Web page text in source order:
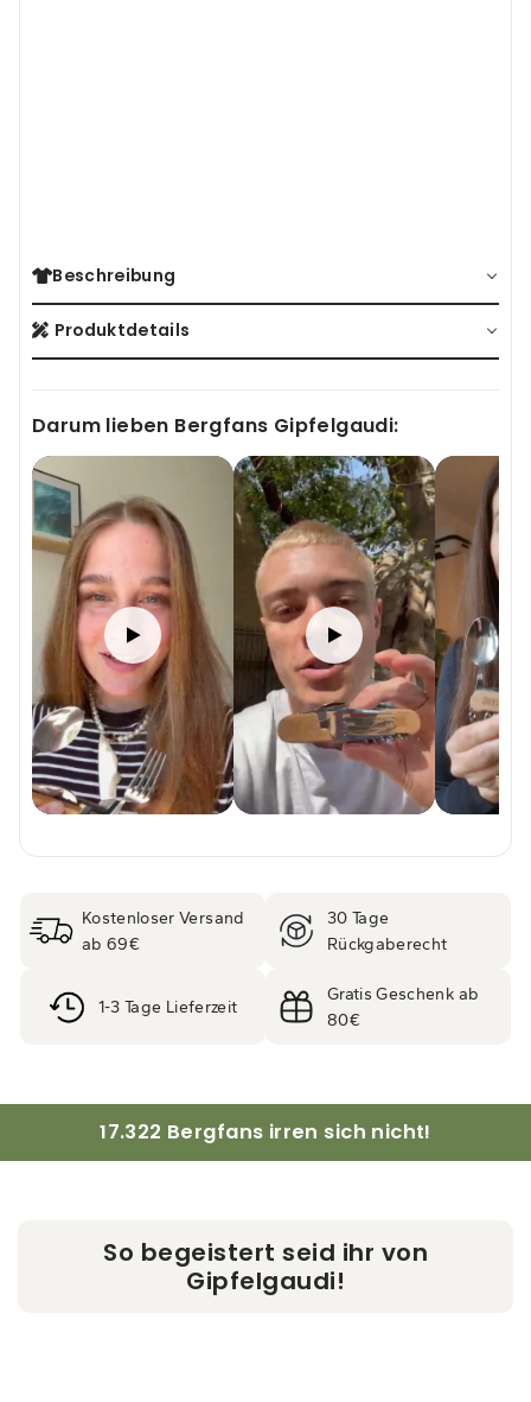
Beschreibung
Produktdetails
Darum lieben Bergfans Gipfelgaudi:
Kostenloser Versand
ab 69€
30 Tage
Rückgaberecht
1-3 Tage Lieferzeit
Gratis Geschenk ab
80€
17.322 Bergfans irren sich nicht!
So begeistert seid ihr von
Gipfelgaudi!